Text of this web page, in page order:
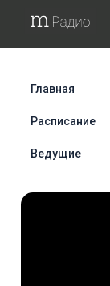
Главная
Расписание
Ведущие